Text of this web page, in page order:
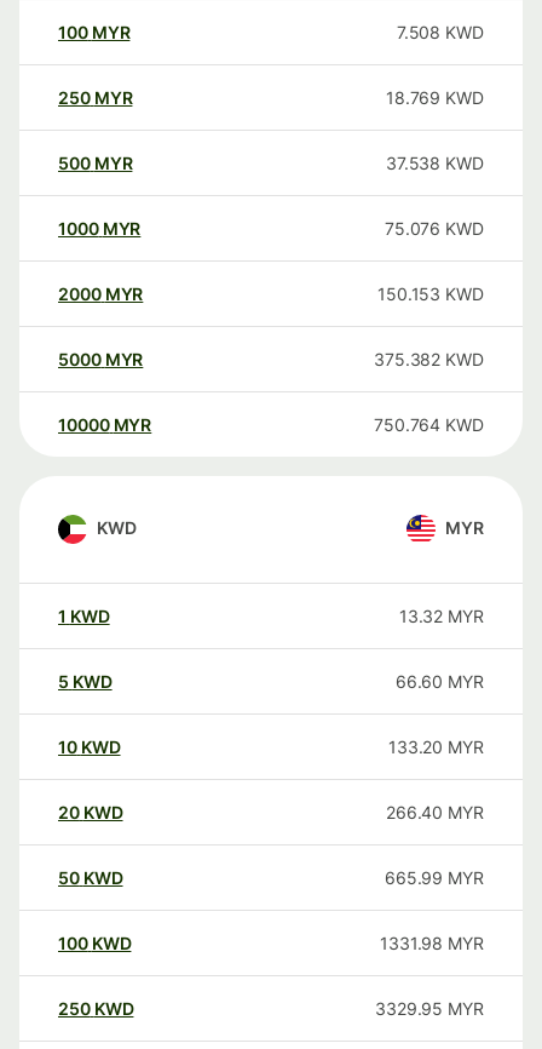
100 MYR 7.508 KWD
250 MYR 18.769 KWD
500 MYR 37.538 KWD
1000 MYR 75.076 KWD
2000 MYR 150.153 KWD
5000 MYR 375.382 KWD
10000 MYR 750.764 KWD
KWD MYR
1 KWD 13.32 MYR
5 KWD 66.60 MYR
10 KWD 133.20 MYR
20 KWD 266.40 MYR
50 KWD 665.99 MYR
100 KWD 1331.98 MYR
250 KWD 3329.95 MYR